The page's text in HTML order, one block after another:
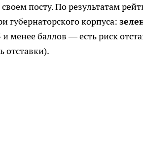
своем посту. По результатам
губернаторского корпуса:
и менее баллов — есть риск
отставки).